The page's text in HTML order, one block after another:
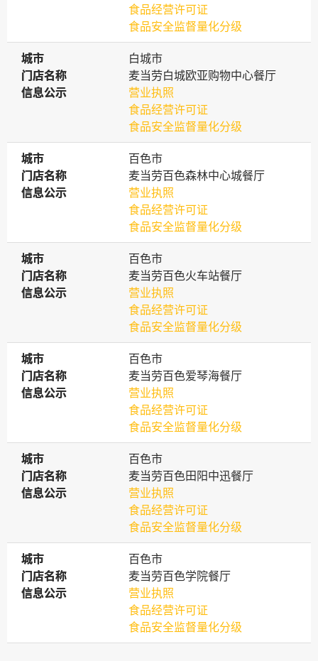
食品经营许可证
食品安全监督量化分级
城市
城市
白城市
门店名称
门店名称
麦当劳白城欧亚购物中心餐厅
信息公示
信息公示
营业执照
食品经营许可证
食品安全监督量化分级
城市
城市
百色市
门店名称
门店名称
麦当劳百色森林中心城餐厅
信息公示
信息公示
营业执照
食品经营许可证
食品安全监督量化分级
城市
城市
百色市
门店名称
门店名称
麦当劳百色火车站餐厅
信息公示
信息公示
营业执照
食品经营许可证
食品安全监督量化分级
城市
城市
百色市
门店名称
门店名称
麦当劳百色爱琴海餐厅
信息公示
信息公示
营业执照
食品经营许可证
食品安全监督量化分级
城市
城市
百色市
门店名称
门店名称
麦当劳百色田阳中迅餐厅
信息公示
信息公示
营业执照
食品经营许可证
食品安全监督量化分级
城市
城市
百色市
门店名称
门店名称
麦当劳百色学院餐厅
信息公示
信息公示
营业执照
食品经营许可证
食品安全监督量化分级